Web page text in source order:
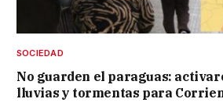
SOCIEDAD
No guarden el paraguas:
lluvias y tormentas para